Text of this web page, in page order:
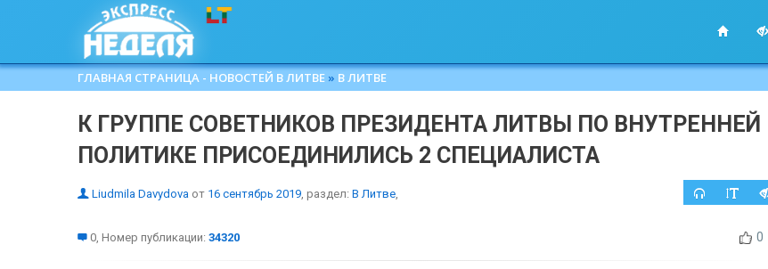
ГЛАВНАЯ СТРАНИЦА - НОВОСТЕЙ В ЛИТВЕ » В ЛИТВЕ
К ГРУППЕ СОВЕТНИКОВ ПРЕЗИДЕНТА ЛИТВЫ ПО ВНУТРЕННЕЙ
ПОЛИТИКЕ ПРИСОЕДИНИЛИСЬ 2 СПЕЦИАЛИСТА
Liudmila Davydova от 16 сентябрь 2019, раздел: В Литве,
0, Номер публикации: 34320 0